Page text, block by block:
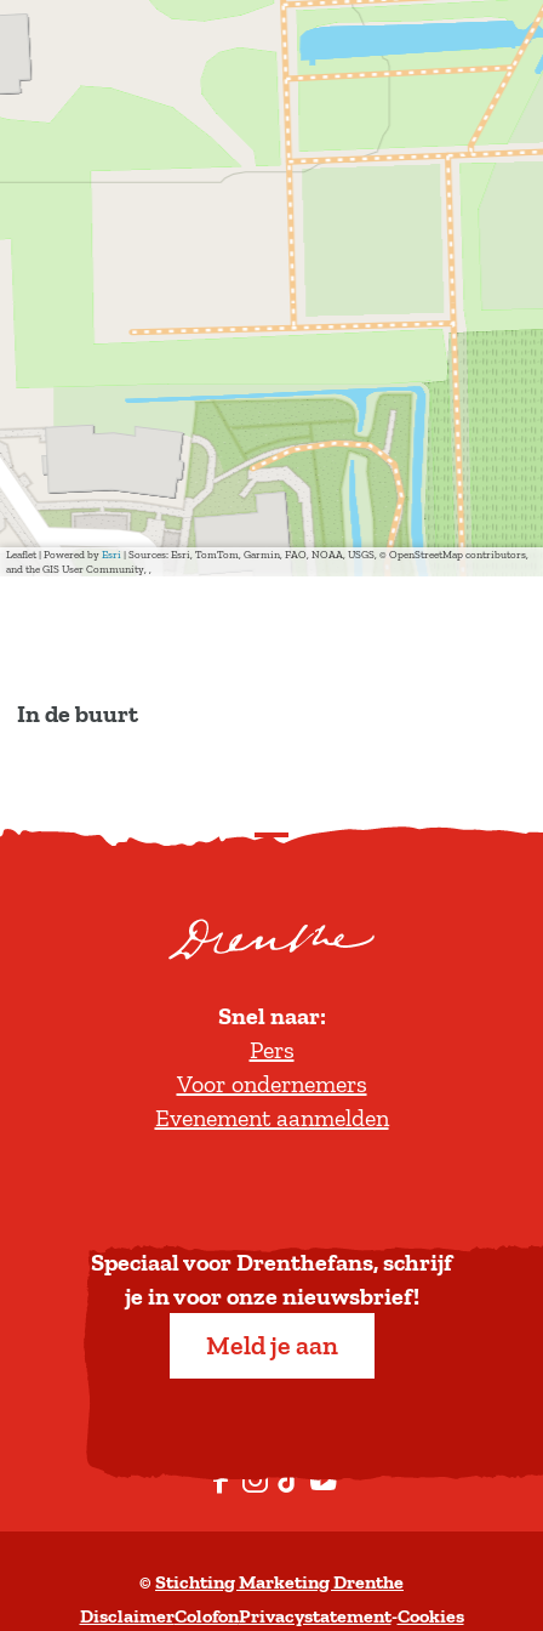
In de buurt
Leaflet | Powered by Esri | Sources: Esri, TomTom, Garmin, FAO, NOAA, USGS, © OpenStreetMap contributors,
and the GIS User Community, ,
S
o
l
t
e
r
a
a
b
n
Snel naar:
Pers
Voor ondernemers
Evenement aanmelden
Speciaal voor Drenthefans, schrijf
je in voor onze nieuwsbrief!
Meld je aan
F
a
e
I
n
t
T
i
T
Y
o
t
© Stichting Marketing Drenthe
DisclaimerColofonPrivacystatement-Cookies